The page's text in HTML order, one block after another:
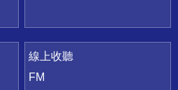
線上收聽
FM